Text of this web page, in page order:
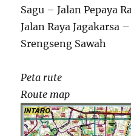
Sagu – Jalan Pepaya
Jalan Raya Jagakarsa
Srengseng Sawah
Peta rute
Route map